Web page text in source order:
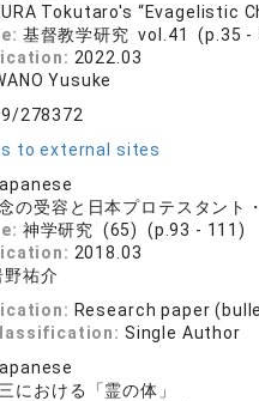
Tokutaro's
基督教学研究 vol.41 (p.35 -
2022.03
Yusuke
278372
to external sites
の受容と日本プロテスタン
神学研究 (65) (p.93 - 111)
2018.03
野祐介
Research paper
Single Author
における「霊の体」